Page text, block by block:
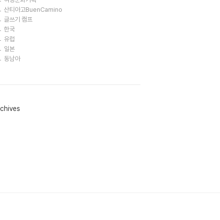
산티아고BuenCamino
글쓰기 캠프
한국
유럽
일본
동남아